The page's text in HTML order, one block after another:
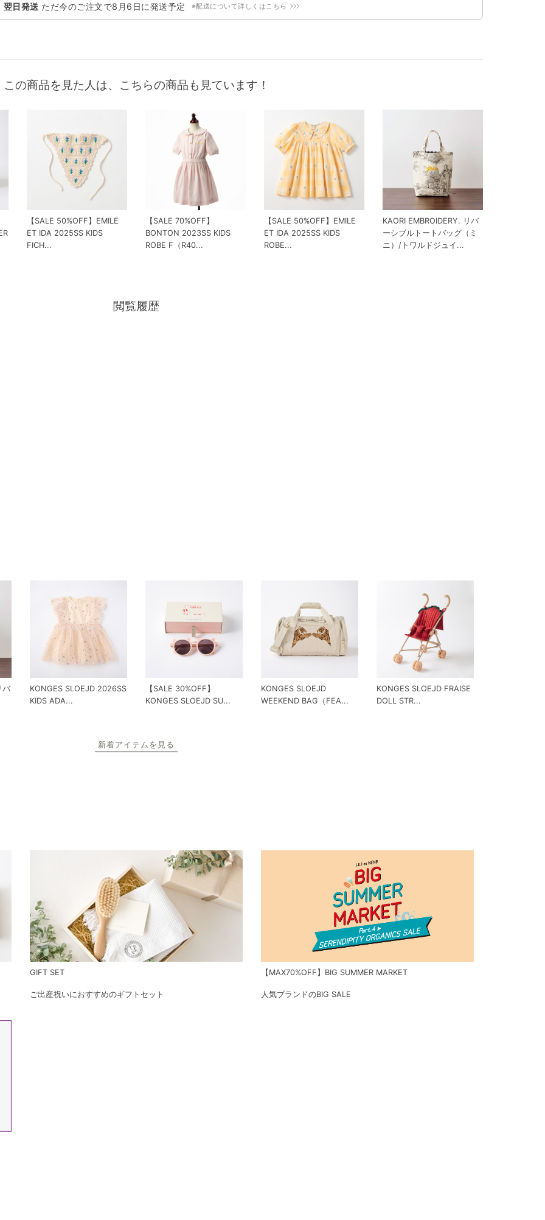
翌日発送 ただ今のご注文で8月6日に発送予定 ※配送について詳しくはこちら
この商品を見た人は、こちらの商品も見ています！
【SALE 50%OFF】EMILE
ET IDA 2025SS KIDS
FICH...
【SALE 70%OFF】
BONTON 2023SS KIDS
ROBE F（R40...
【SALE 50%OFF】EMILE
ET IDA 2025SS KIDS
ROBE...
KAORI EMBROIDERY. リバ
ーシブルトートバッグ（ミ
ニ）/トワルドジュイ...
閲覧履歴
バ
KONGES SLOEJD 2026SS
KIDS ADA...
【SALE 30%OFF】
KONGES SLOEJD SU...
KONGES SLOEJD
WEEKEND BAG（FEA...
KONGES SLOEJD FRAISE
DOLL STR...
新着アイテムを見る
GIFT SET
ご出産祝いにおすすめのギフトセット
【MAX70%OFF】BIG SUMMER MARKET
人気ブランドのBIG SALE